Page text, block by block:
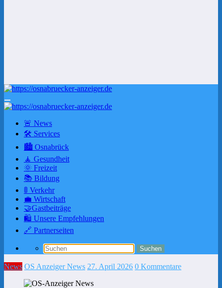
🚨 News
🛠 Services
🏙️ Osnabrück
🧘 Gesundheit
🌞 Freizeit
📚 Bildung
🚦 Verkehr
💼 Wirtschaft
🤝Gastbeiträge
🛍️ Unsere Empfehlungen
🔗 Partnerseiten
News OS Anzeiger News 27. April 2026 0 Kommentare